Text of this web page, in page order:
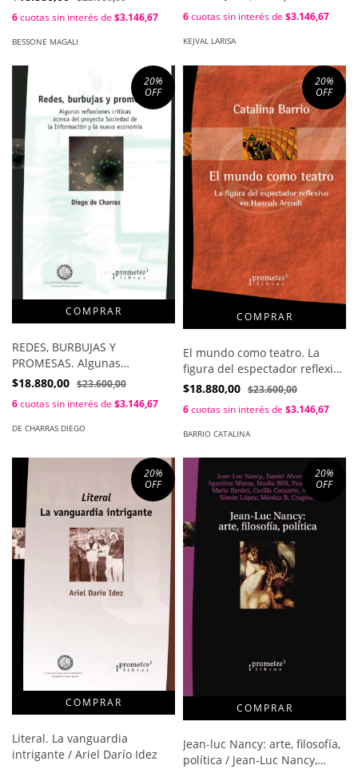
6cuotas sin interés de $3.146,67
BESSONE MAGALI
Kejval Larisa
6cuotas sin interés de $3.146,67
KEJVAL LARISA
20%
OFF
REDES, BURBUJAS Y
PROMESAS. Algunas
reflexiones criticas
$18.880,00 $23.600,00
6cuotas sin interés de $3.146,67
DE CHARRAS DIEGO
20%
OFF
El mundo como teatro. La
figura del espectador reflexivo
en arendt / Catalina Barrio
$18.880,00 $23.600,00
6cuotas sin interés de $3.146,67
BARRIO CATALINA
20%
OFF
Literal. La vanguardia
intrigante / Ariel Darío Idez
20%
OFF
Jean-luc Nancy: arte, filosofía,
política / Jean-Luc Nancy,